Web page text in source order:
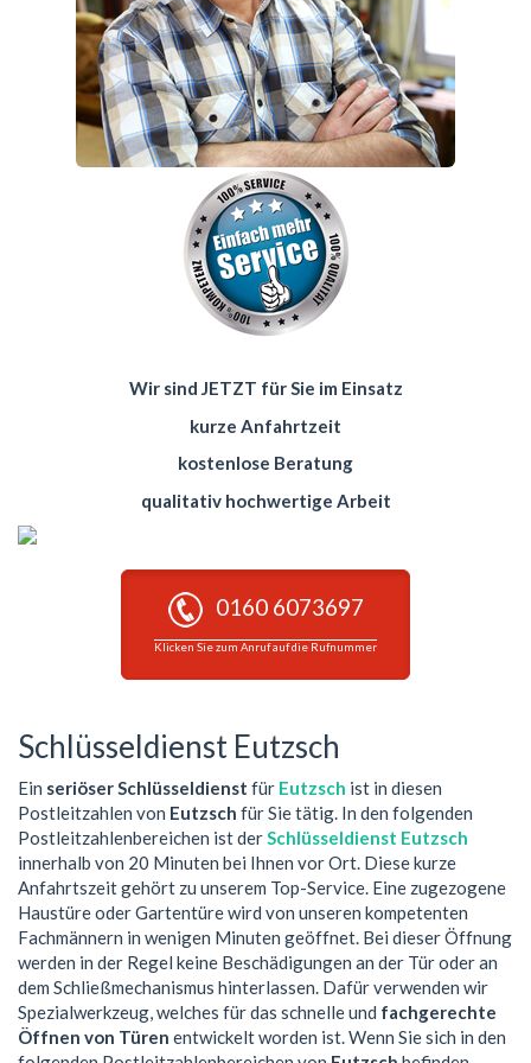
Wir sind JETZT für Sie im Einsatz
kurze Anfahrtzeit
kostenlose Beratung
qualitativ hochwertige Arbeit
0160 6073697
Klicken Sie zum Anruf auf die Rufnummer
Schlüsseldienst Eutzsch
Ein seriöser Schlüsseldienst für Eutzsch ist in diesen
Postleitzahlen von Eutzsch für Sie tätig. In den folgenden
Postleitzahlenbereichen ist derSchlüsseldienst Eutzsch
innerhalb von 20 Minuten bei Ihnen vor Ort. Diese kurze
Anfahrtszeit gehört zu unserem Top-Service. Eine zugezogene
Haustüre oder Gartentüre wird von unseren kompetenten
Fachmännern in wenigen Minuten geöffnet. Bei dieser Öffnung
werden in der Regel keine Beschädigungen an der Tür oder an
dem Schließmechanismus hinterlassen. Dafür verwenden wir
Spezialwerkzeug, welches für das schnelle und fachgerechte
Öffnen von Türen entwickelt worden ist. Wenn Sie sich in den